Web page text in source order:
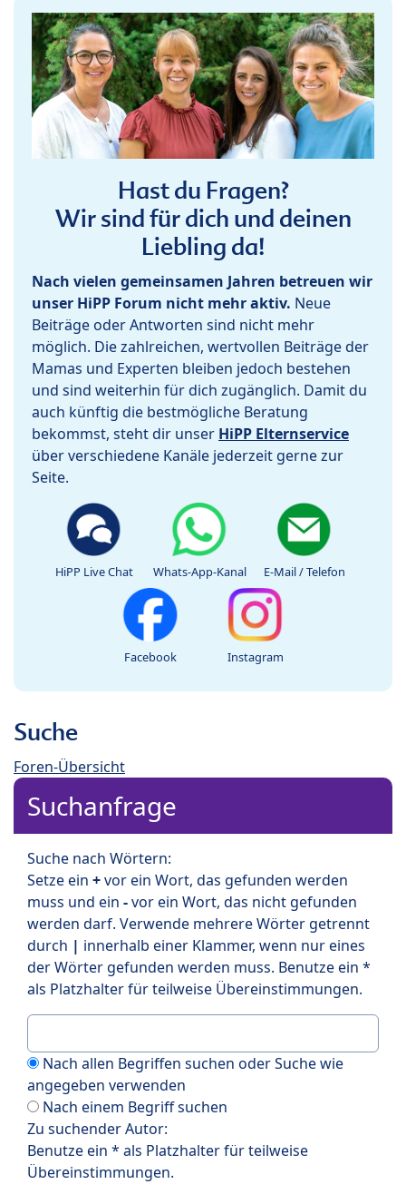
Hast du Fragen?
Wir sind für dich und deinen
Liebling da!
Nach vielen gemeinsamen Jahren betreuen wir
unser HiPP Forum nicht mehr aktiv. Neue
Beiträge oder Antworten sind nicht mehr
möglich. Die zahlreichen, wertvollen Beiträge der
Mamas und Experten bleiben jedoch bestehen
und sind weiterhin für dich zugänglich. Damit du
auch künftig die bestmögliche Beratung
bekommst, steht dir unser HiPP Elternservice
über verschiedene Kanäle jederzeit gerne zur
Seite.
HiPP Live Chat Whats-App-Kanal E-Mail / Telefon
Facebook Instagram
Suche
Foren-Übersicht
Suchanfrage
Suche nach Wörtern:
Setze ein +vor ein Wort, das gefunden werden
muss und ein -vor ein Wort, das nicht gefunden
werden darf. Verwende mehrere Wörter getrennt
durch | innerhalb einer Klammer, wenn nur eines
der Wörter gefunden werden muss. Benutze ein *
als Platzhalter für teilweise Übereinstimmungen.
Nach allen Begriffen suchen oder Suche wie
angegeben verwenden
Nach einem Begriff suchen
Zu suchender Autor:
Benutze ein * als Platzhalter für teilweise
Übereinstimmungen.